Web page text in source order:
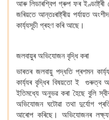
আৰু লিডাৰশ্বিপ গ্ৰুপ ফৰ ইণ্ডাষ্ট্ৰী
জৰিয়তে আন্তঃৰাষ্ট্ৰীয় পৰ্যায়ত
কাৰ্য্যসূচী গ্ৰহণ কৰি আছে।
জলবায়ুৰ অভিযোজন বৃদ্ধি কৰা
ভাৰতৰ জলবায়ু পদ্ধতি প্ৰশমন
কাৰ্য্যৰ বৃদ্ধিৰ বিষয়তো ই গুৰুত্ব
ইতিমধ্যে অনুভৱ কৰা হৈছে বুলি
অভিযোজন ঘটোৱা তথা দুৰ্যোগ
আৰোপ কৰিছে। অভিযোজনৰ